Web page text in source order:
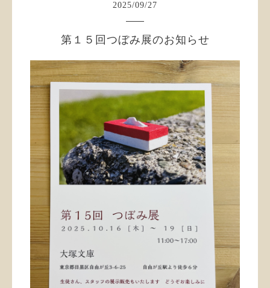
2025/09/27
第１５回つぼみ展のお知らせ